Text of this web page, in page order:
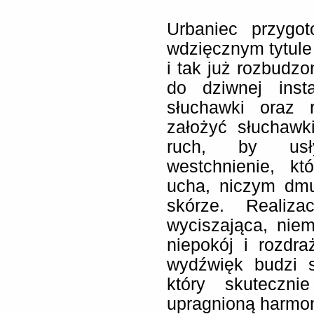
Urbaniec
wdzięcznym tytule
i tak już
do dziwnej
słuchawki oraz
założyć
ruch, by
westchnienie,
ucha, niczym
skórze.
wyciszająca,
niepokój i
wydźwięk budzi
który
upragnioną